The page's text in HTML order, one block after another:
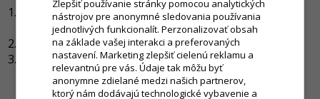
V menu aplikácie v častiKartyvyhľadajte požadovanú
skladovú kartu.
Kliknite naViaca prejdite do záložkyRozšírené
V častiRýchle poznámkyvyplňte poznámky.
Jednotlivé poznámky je možné oddeliť čiarkou a
medzerou.
Zlepšiť používanie stránky pomocou analytických
nástrojov pre anonymné sledovania používania
jednotlivých funkcionalít. Perzonalizovať obsah
na základe vašej interakci a preferovaných
nastavení. Marketing zlepšiť cielenú reklamu a
relevantnú pre vás. Údaje tak môžu byť
anonymne zdielané medzi našich partnerov,
ktorý nám dodávajú technologické vybavenie a